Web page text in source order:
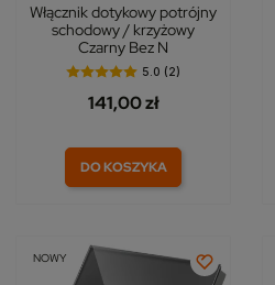
Włącznik dotykowy potrójny
schodowy / krzyżowy
Czarny Bez N
5.0 (2)
141,00 zł
DO KOSZYKA
NOWY